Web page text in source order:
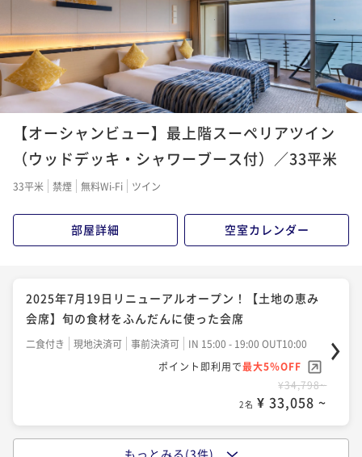
ポイント即利用で最大5％OFF
¥33,958~
2名 ¥ 32,260 ~
2025年7月19日リニューアルオープン！【特別会席】
食材にこだわり贅を尽くした特別会席
二食付き 現地決済可
IN 15:00 - 19:00 OUT10:00
二食付き 現地決済可 事前決済可
IN 15:00 - 19:00 OUT10:00
ポイント即利用で
2名 ¥ 38,503 ~
【オーシャンビュー】最上階スーペリアツイン
（ウッドデッキ・シャワーブース付）／33平米
33平米 禁煙 無料Wi-Fi ツイン
部屋詳細 空室カレンダー
2025年7月19日リニューアルオープン！【土地の恵み
会席】旬の食材をふんだんに使った会席
二食付き 現地決済可 事前決済可
IN 15:00 - 19:00 OUT10:00
ポイント即利用で最大5％OFF
¥34,798~
2名 ¥ 33,058 ~